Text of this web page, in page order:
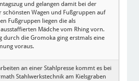
und gelangen damit bei der
schönsten Wagen und Fußgruppen auf
Fußgruppen liegen die als
Mädche vom Rhing vorn.
durch die Gromoka ging erstmals eine
voraus.
an einer Stahlpresse kommt es bei
Stahlwerkstechnik am Kielsgraben